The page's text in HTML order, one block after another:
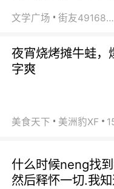
文学广场 街友49168527
夜宵烧烤摊牛蛙，
字爽
美食天下 美洲豹XF
什么时候neng找
然后释怀一切.我